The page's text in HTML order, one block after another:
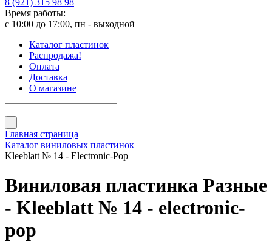
8 (921) 315 98 98
Время работы:
с 10:00 до 17:00, пн - выходной
Каталог пластинок
Распродажа!
Оплата
Доставка
О магазине
Главная страница
Каталог виниловых пластинок
Kleeblatt № 14 - Electronic-Pop
Виниловая пластинка Разные
- Kleeblatt № 14 - electronic-
pop